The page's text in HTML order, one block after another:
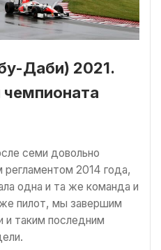
Даби) 2021.
чемпионата
семи довольно
2014 года,
одна и та же команда и
пилот, мы завершим
и таким последним